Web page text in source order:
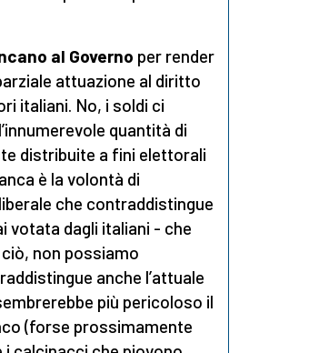
al Governo per render
attuazione al diritto
italiani. No, i soldi ci
quantità di
distribuite a fini elettorali
è la volontà di
che contraddistingue
votata dagli italiani - che
non possiamo
anche l’attuale
più pericoloso il
(forse prossimamente